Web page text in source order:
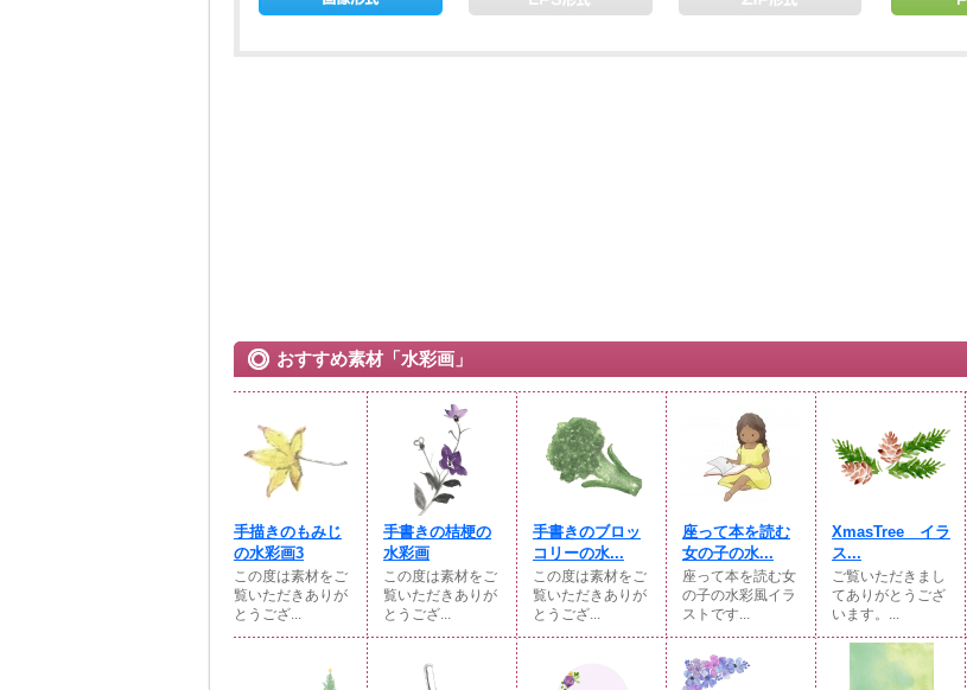
おすすめ素材「水彩画」
手描きのもみじ
の水彩画3
この度は素材をご
覧いただきありが
とうござ...
手書きの桔梗の
水彩画
この度は素材をご
覧いただきありが
とうござ...
手書きのブロッ
コリーの水...
この度は素材をご
覧いただきありが
とうござ...
座って本を読む
女の子の水...
座って本を読む女
の子の水彩風イラ
ストです...
XmasTree イラ
ス...
ご覧いただきまし
てありがとうござ
います。...